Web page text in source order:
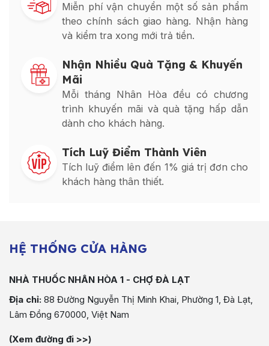
Miễn phí vận chuyển một số sản phẩm
theo chính sách giao hàng. Nhận hàng
và kiểm tra xong mới trả tiền.
Nhận Nhiều Quà Tặng & Khuyến
Mãi
Mỗi tháng Nhân Hòa đều có chương
trình khuyến mãi và quà tặng hấp dẫn
dành cho khách hàng.
Tích Luỹ Điểm Thành Viên
Tích luỹ điểm lên đến 1% giá trị đơn cho
khách hàng thân thiết.
HỆ THỐNG CỬA HÀNG
NHÀ THUỐC NHÂN HÒA 1 - CHỢ ĐÀ LẠT
Địa chỉ: 88 Đường Nguyễn Thị Minh Khai, Phường 1, Đà Lạt,
Lâm Đồng 670000, Việt Nam
(Xem đường đi >>)